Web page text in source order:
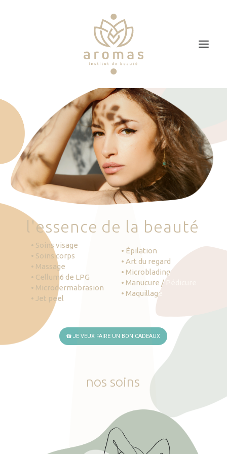
Soins
Je veux faire un bon cadeau
Plan d’accès
Prendre RDV
'essence de la beauté
• Soins visage
• Soins corps
• Massage
• Cellum6 de LPG
• Microdermabrasion
• Jet peel
• Épilation
• Art du regard
• Microblading
• Manucure / Pédicure
• Maquillage
JE VEUX FAIRE UN BON CADEAUX
nos soins